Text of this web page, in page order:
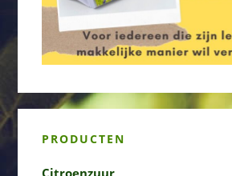
PRODUCTEN
Citroenzuur